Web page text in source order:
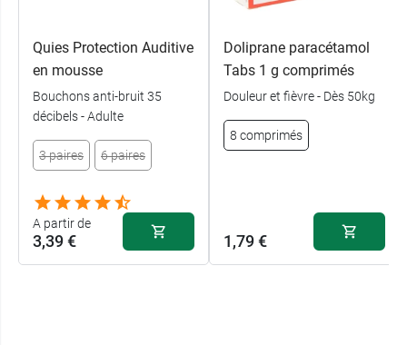
Quies Protection Auditive
en mousse
Bouchons anti-bruit 35
décibels - Adulte
3 paires 6 paires
A partir de
3,39 €
Doliprane paracétamol
Tabs 1 g comprimés
Douleur et fièvre - Dès 50kg
8 comprimés
1,79 €